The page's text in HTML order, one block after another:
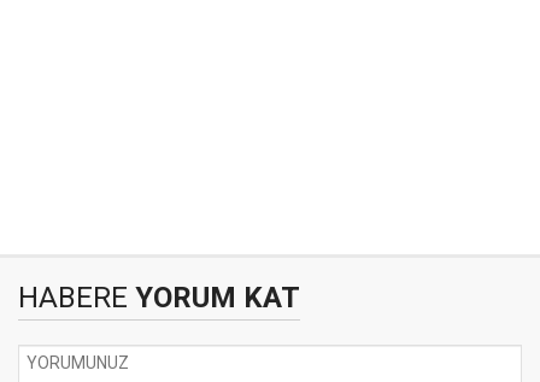
HABERE YORUM KAT